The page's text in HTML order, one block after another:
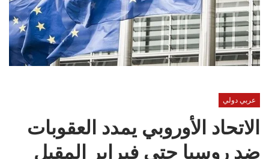
عربي دولي
الاتحاد الأوروبي يمدد العقوبات
ضد روسيا حتى فبراير المقبل